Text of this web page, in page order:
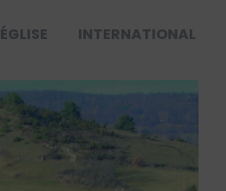
ÉGLISE INTERNATIONAL